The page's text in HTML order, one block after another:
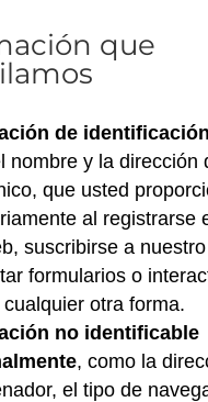
que
de
nombre y la dirección
que usted
al registrarse
suscribirse a
formularios o
otra forma.
no identificable
, como la
el tipo de